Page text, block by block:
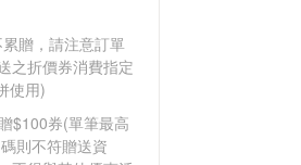
贈，請注意訂單
之折價券消費指定
使用)
$100券(單筆最高
則不符贈送資